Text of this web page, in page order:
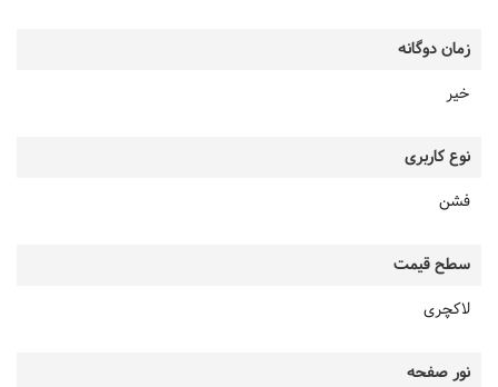
زمان دوگانه
خیر
نوع کاربری
فشن
سطح قیمت
لاکچری
نور صفحه